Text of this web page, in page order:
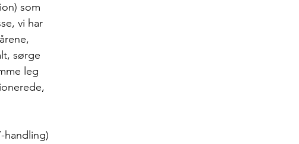
som
vi har
sørge
leg
handling)